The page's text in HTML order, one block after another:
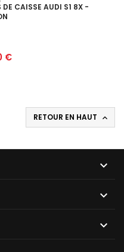
CAISSE AUDI S1 8X -
€
RETOUR EN HAUT 


